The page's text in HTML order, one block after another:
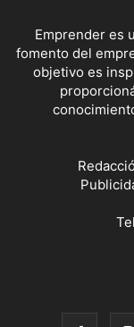
Emprender es
fomento del
objetivo es